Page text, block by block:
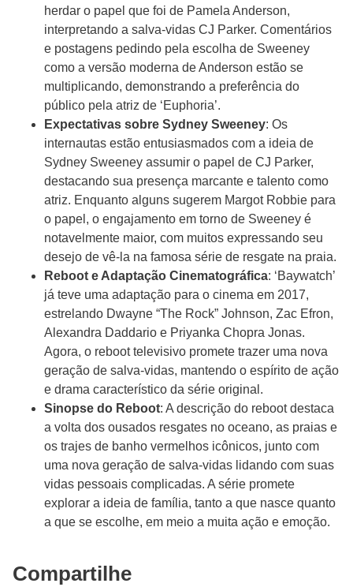
herdar o papel que foi de Pamela Anderson,
interpretando a salva-vidas CJ Parker. Comentários
e postagens pedindo pela escolha de Sweeney
como a versão moderna de Anderson estão se
multiplicando, demonstrando a preferência do
público pela atriz de ‘Euphoria’.
Expectativas sobre Sydney Sweeney: Os
internautas estão entusiasmados com a ideia de
Sydney Sweeney assumir o papel de CJ Parker,
destacando sua presença marcante e talento como
atriz. Enquanto alguns sugerem Margot Robbie para
o papel, o engajamento em torno de Sweeney é
notavelmente maior, com muitos expressando seu
desejo de vê-la na famosa série de resgate na praia.
Reboot e Adaptação Cinematográfica: ‘Baywatch’
já teve uma adaptação para o cinema em 2017,
estrelando Dwayne “The Rock” Johnson, Zac Efron,
Alexandra Daddario e Priyanka Chopra Jonas.
Agora, o reboot televisivo promete trazer uma nova
geração de salva-vidas, mantendo o espírito de ação
e drama característico da série original.
Sinopse do Reboot: A descrição do reboot destaca
a volta dos ousados resgates no oceano, as praias e
os trajes de banho vermelhos icônicos, junto com
uma nova geração de salva-vidas lidando com suas
vidas pessoais complicadas. A série promete
explorar a ideia de família, tanto a que nasce quanto
a que se escolhe, em meio a muita ação e emoção.
Compartilhe